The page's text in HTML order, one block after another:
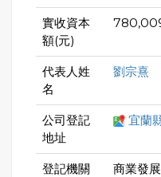
實收資本
額(元)
代表人姓
名
劉宗熹
公司登記
地址
宜蘭
登記機關
商業發